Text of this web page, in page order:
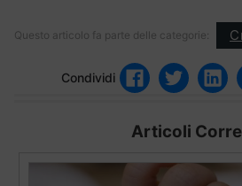
Questo articolo fa parte delle categorie:
Condividi
Articoli